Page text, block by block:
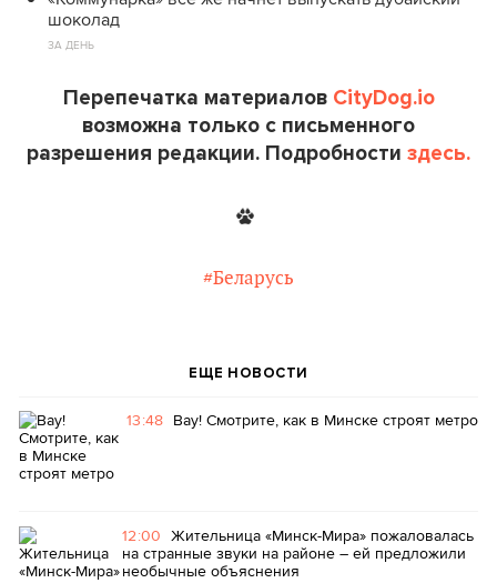
шоколад
ЗА ДЕНЬ
Перепечатка материалов CityDog.io
возможна только с письменного
разрешения редакции. Подробности здесь.
#Беларусь
ЕЩЕ НОВОСТИ
13:48 Вау! Смотрите, как в Минске строят метро
12:00 Жительница «Минск-Мира» пожаловалась
на странные звуки на районе – ей предложили
необычные объяснения